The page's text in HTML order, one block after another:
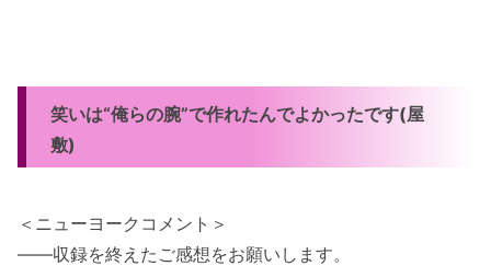
笑いは“俺らの腕”で作れたんでよかったです(屋
敷)
＜ニューヨークコメント＞
——収録を終えたご感想をお願いします。